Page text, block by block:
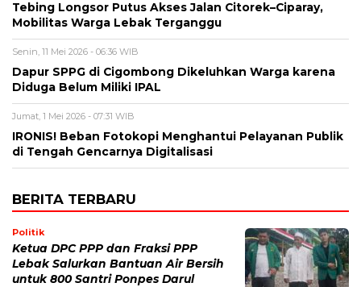
Tebing Longsor Putus Akses Jalan Citorek–Ciparay,
Mobilitas Warga Lebak Terganggu
Senin, 11 Mei 2026 - 06:36 WIB
Dapur SPPG di Cigombong Dikeluhkan Warga karena
Diduga Belum Miliki IPAL
Jumat, 1 Mei 2026 - 07:31 WIB
IRONIS! Beban Fotokopi Menghantui Pelayanan Publik
di Tengah Gencarnya Digitalisasi
BERITA TERBARU
Politik
Ketua DPC PPP dan Fraksi PPP
Lebak Salurkan Bantuan Air Bersih
untuk 800 Santri Ponpes Darul